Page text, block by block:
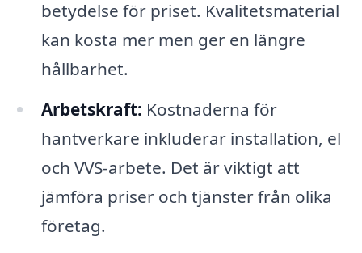
betydelse för priset. Kvalitetsmaterial
kan kosta mer men ger en längre
hållbarhet.
Arbetskraft: Kostnaderna för
hantverkare inkluderar installation, el
och VVS-arbete. Det är viktigt att
jämföra priser och tjänster från olika
företag.